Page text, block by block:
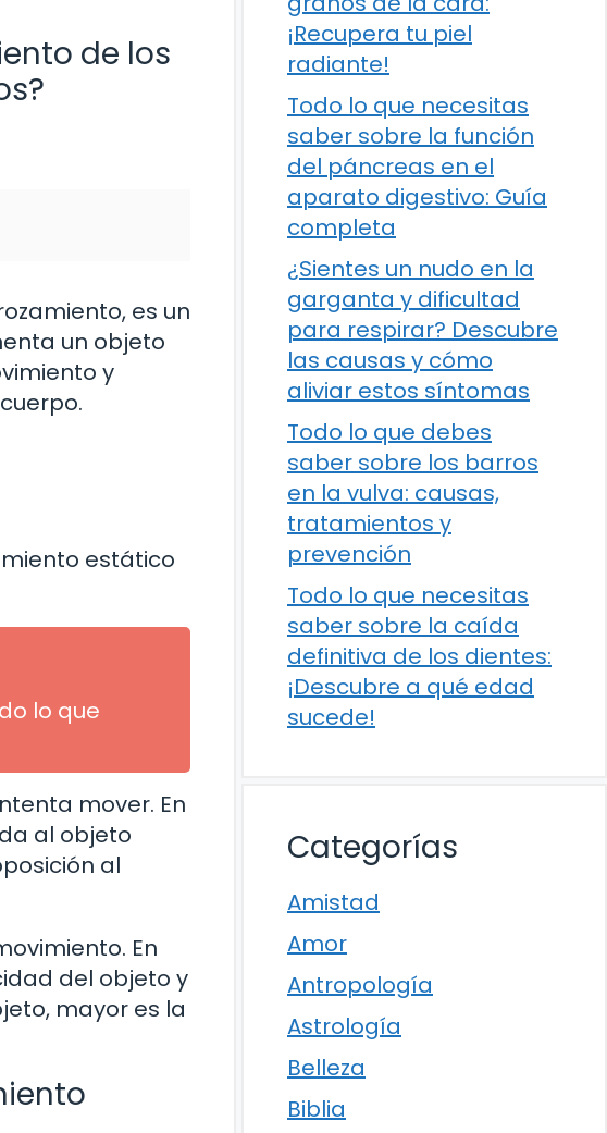
de los
es un
un objeto
y
estático
lo que
mover. En
al objeto
al
En
del objeto y
mayor es la
¡Recupera tu piel
radiante!
Todo lo que necesitas
saber sobre la función
del páncreas en el
aparato digestivo: Guía
completa
¿Sientes un nudo en la
garganta y dificultad
para respirar? Descubre
las causas y cómo
aliviar estos síntomas
Todo lo que debes
saber sobre los barros
en la vulva: causas,
tratamientos y
prevención
Todo lo que necesitas
saber sobre la caída
definitiva de los dientes:
¡Descubre a qué edad
sucede!
Categorías
Amistad
Amor
Antropología
Astrología
Belleza
Biblia